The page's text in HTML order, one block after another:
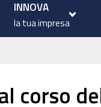
INNOVA
la tua impresa
corso